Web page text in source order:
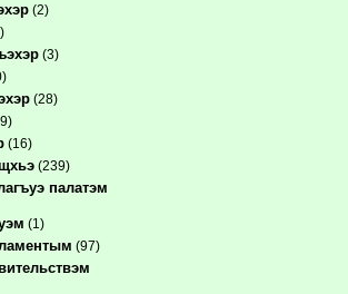
(2)
(3)
(28)
(16)
(239)
палатэм
(1)
(97)